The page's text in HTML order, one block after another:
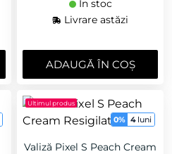
În stoc
Livrare astăzi
ADAUGǍ ÎN COȘ
Ultimul produs
0% 4 luni
Valiză Pixel S Peach Cream